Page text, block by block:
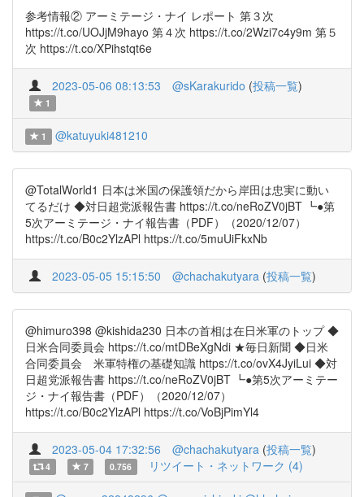
参考情報② アーミテージ・ナイ レポート 第３次
https://t.co/UOJjM9hayo 第４次 https://t.co/2Wzi7c4y9m 第５
次 https://t.co/XPihstqt6e
2023-05-06 08:13:53 @sKarakurido (投稿一覧)
1
1 @katuyuki481210
@TotalWorld1 日本は米国の保護領だから岸田は忠実に動い
てるだけ ◆対日超党派報告書 https://t.co/neRoZV0jBT ┗●第
5次アーミテージ・ナイ報告書（PDF）（2020/12/07）
https://t.co/B0c2YlzAPl https://t.co/5muUiFkxNb
2023-05-05 15:15:50 @chachakutyara (投稿一覧)
@himuro398 @kishida230 日本の首相は在日米軍のトップ ◆
日米合同委員会 https://t.co/mtDBeXgNdi ★毎日新聞 ◆日米
合同委員会 米軍特権の基礎知識 https://t.co/ovX4JyiLui ◆対
日超党派報告書 https://t.co/neRoZV0jBT ┗●第5次アーミテー
ジ・ナイ報告書（PDF）（2020/12/07）
https://t.co/B0c2YlzAPl https://t.co/VoBjPimYl4
2023-05-04 17:32:56 @chachakutyara (投稿一覧)
4 7 0.756 リツイート・ネットワーク (4)